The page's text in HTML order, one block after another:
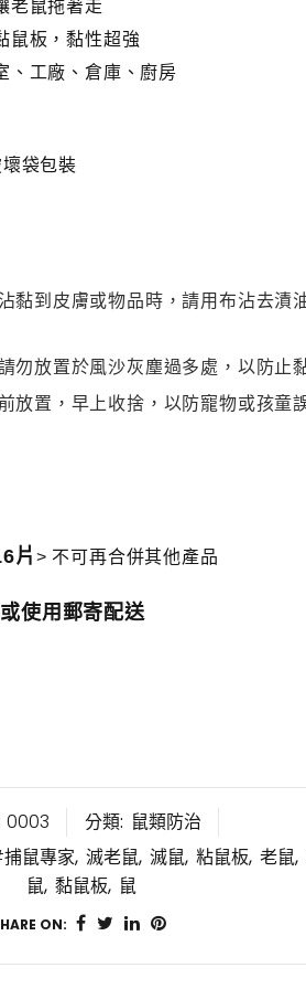
老鼠拖著走
鼠板，黏性超強
、工廠、倉庫、廚房
袋包裝
黏到皮膚或物品時，請用布沾去漬
勿放置於風沙灰塵過多處，以防止
放置，早上收捨，以防寵物或孩童
片 > 不可再合併其他產品
使用郵寄配送
0003 分類: 鼠類防治
鼠專家, 滅老鼠, 滅鼠, 粘鼠板, 老鼠,
鼠, 黏鼠板, 鼠
ON: